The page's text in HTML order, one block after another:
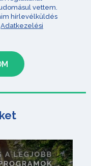
vettem.
hírlevélküldés
Adatkezelési